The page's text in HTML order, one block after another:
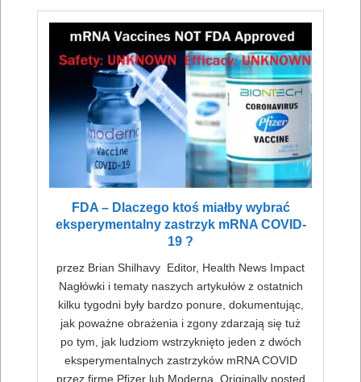
FDA – Dlaczego ktoś miałby wybrać
eksperymentalny zastrzyk mRNA COVID-
19 ?
przez Brian Shilhavy Editor, Health News Impact
Nagłówki i tematy naszych artykułów z ostatnich
kilku tygodni były bardzo ponure, dokumentując,
jak poważne obrażenia i zgony zdarzają się tuż
po tym, jak ludziom wstrzyknięto jeden z dwóch
eksperymentalnych zastrzyków mRNA COVID
przez firmę Pfizer lub Moderna. Originally posted